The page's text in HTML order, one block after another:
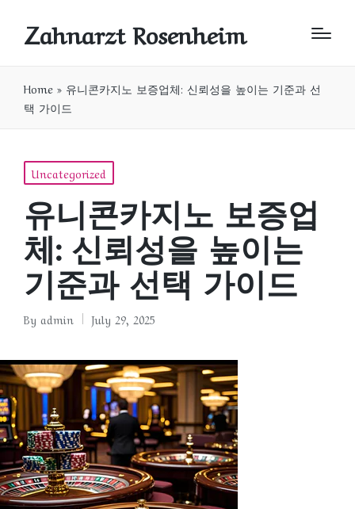
Zahnarzt Rosenheim
Home » 유니콘카지노 보증업체: 신뢰성을 높이는 기준과 선
택 가이드
Posted
in
Uncategorized
유니콘카지노 보증업
체: 신뢰성을 높이는
기준과 선택 가이드
Posted
By admin July 29, 2025